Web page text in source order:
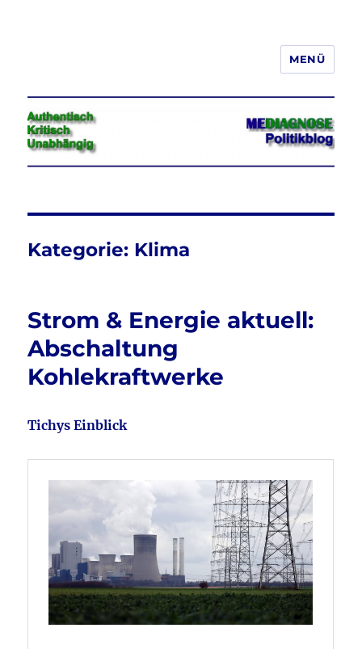
Jeder hat das Recht, seine
Meinung in Wort, Schrift und Bild
frei zu äußern und zu verbreiten
MENÜ
Kategorie: Klima
Strom & Energie aktuell:
Abschaltung
Kohlekraftwerke
Tichys Einblick